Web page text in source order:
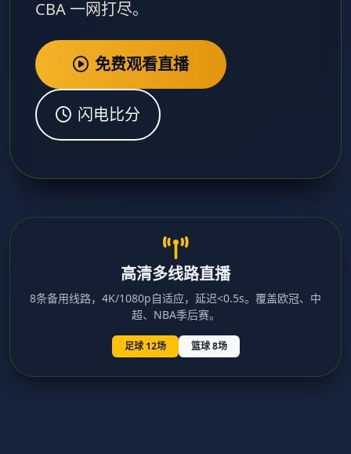
CBA 一网打尽。
免费观看直播
闪电比分
高清多线路直播
8条备用线路，4K/1080p自适应，延迟<0.5s。覆盖欧冠、中
超、NBA季后赛。
足球 12场 篮球 8场